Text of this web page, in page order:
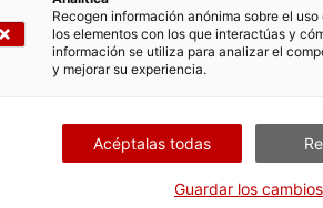
la fecha de otorgamiento y el
ya haya sido
que el solicitante presente
presentó en ACCIÓ y se haga
del impreso de solicitud.
a la Administración de
relativos al cumplimiento con
Recogen información anónima sobre el
los elementos con los que interactúas y
información se utiliza para analizar el
y mejorar su experiencia.
Acéptalas todas
Guardar los cambios